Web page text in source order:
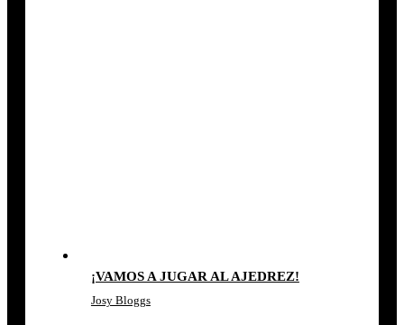
¡VAMOS A JUGAR AL AJEDREZ!
Josy Bloggs